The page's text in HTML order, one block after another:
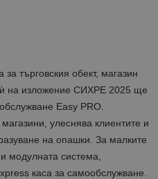
търговския обект, магазин
ѝ на изложение СИХРЕ 2025 ще
Easy PRO.
улеснява клиентите и
на опашки. За малките
модулната система,
каса за самообслужване.